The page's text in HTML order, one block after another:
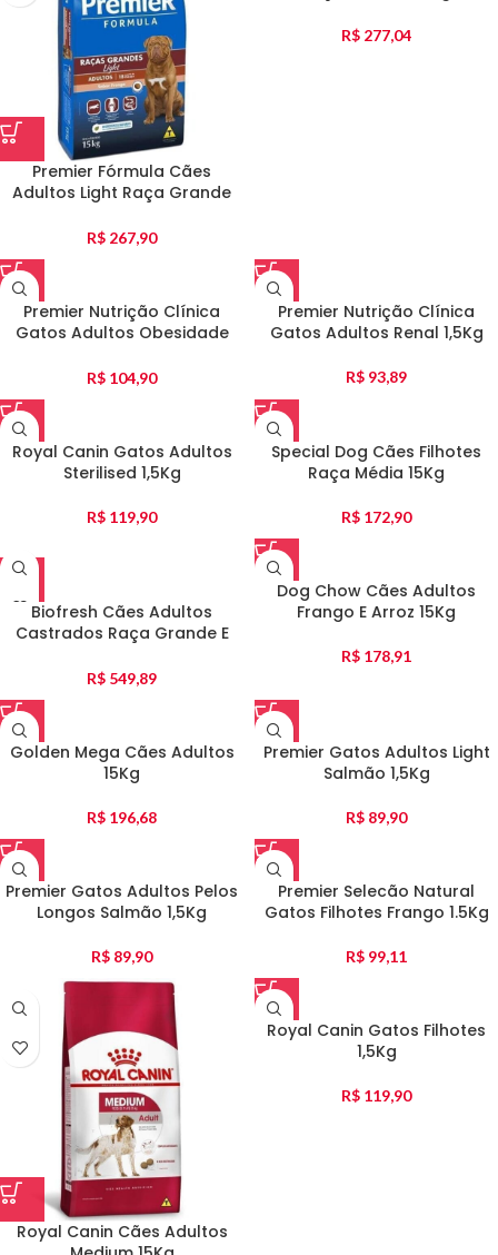
Premier Fórmula Cães
Adultos Light Raça Grande
R$ 267,90
R$ 277,04
Premier Nutrição Clínica
Gatos Adultos Obesidade
R$ 104,90
Premier Nutrição Clínica
Gatos Adultos Renal 1,5Kg
R$ 93,89
Royal Canin Gatos Adultos
Sterilised 1,5Kg
R$ 119,90
Special Dog Cães Filhotes
Raça Média 15Kg
R$ 172,90
Biofresh Cães Adultos
Castrados Raça Grande E
R$ 549,89
Dog Chow Cães Adultos
Frango E Arroz 15Kg
R$ 178,91
Golden Mega Cães Adultos
15Kg
R$ 196,68
Premier Gatos Adultos Light
Salmão 1,5Kg
R$ 89,90
Premier Gatos Adultos Pelos
Longos Salmão 1,5Kg
R$ 89,90
Premier Selecão Natural
Gatos Filhotes Frango 1.5Kg
R$ 99,11
Royal Canin Cães Adultos
Royal Canin Gatos Filhotes
1,5Kg
R$ 119,90